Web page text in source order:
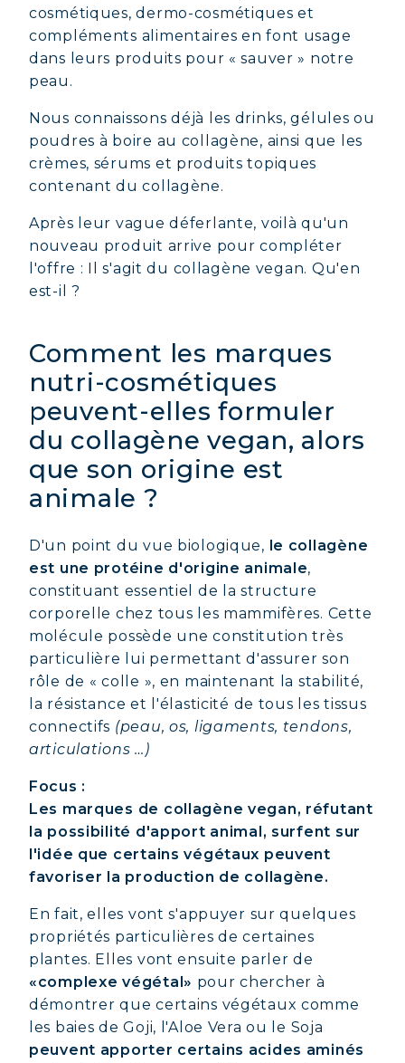
cosmétiques, dermo-cosmétiques et
compléments alimentaires en font usage
dans leurs produits pour « sauver » notre
peau.
Nous connaissons déjà les drinks, gélules ou
poudres à boire au collagène, ainsi que les
crèmes, sérums et produits topiques
contenant du collagène.
Après leur vague déferlante, voilà qu'un
nouveau produit arrive pour compléter
l'offre : Il s'agit du collagène vegan. Qu'en
est-il ?
Comment les marques
nutri-cosmétiques
peuvent-elles formuler
du collagène vegan, alors
que son origine est
animale ?
D'un point du vue biologique, le collagène
est une protéine d'origine animale,
constituant essentiel de la structure
corporelle chez tous les mammifères. Cette
molécule possède une constitution très
particulière lui permettant d'assurer son
rôle de « colle », en maintenant la stabilité,
la résistance et l'élasticité de tous les tissus
connectifs (peau, os, ligaments, tendons,
articulations …)
Focus :
Les marques de collagène vegan, réfutant
la possibilité d'apport animal, surfent sur
l'idée que certains végétaux peuvent
favoriser la production de collagène.
En fait, elles vont s'appuyer sur quelques
propriétés particulières de certaines
plantes. Elles vont ensuite parler de
«complexe végétal» pour chercher à
démontrer que certains végétaux comme
les baies de Goji, l'Aloe Vera ou le Soja
peuvent apporter certains acides aminés